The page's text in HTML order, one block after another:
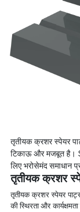
तृतीयक क्रशर स्पेयर
टिकाऊ और मजबूत है।
लिए भरोसेमंद समाधान
तृतीयक क्रशर
तृतीयक क्रशर स्पेयर
की स्थिरता और